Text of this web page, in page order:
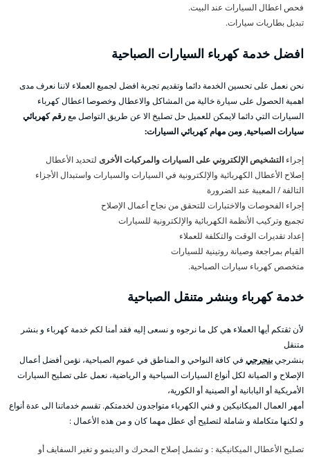
فحص اعطال السيارات عند البيت.
تبديل بطاريات سيارات.
افضل خدمة كهرباء السيارات الصباحية
نحن نعمل على تحسين الخدمة دائما وتقديم تجربة افضل لجميع العملاء لاننا نعرف مدى
اهمية الحصول على سيارة خالية من المشاكل والاعطال وخصوصا اعطال كهرباء
السيارات التي دائما لايمكن للعميل حل تصليخ الا عن طريق التواصل معرقم كهربائي
سيارات الصباحية, ومن مهام كهربائي السيارات:
إجراء التشخيص الإلكتروني على السيارات والمركبات الأخرى لتحديد الأعطال
إصلاح الأعطال الكهربائية والإلكترونية في السيارات والسيارات واستبدال الأجزاء
التالفة / المعيبة عند الضرورة
إجراء الفحوصات والاختبارات للتحقق من نجاح أعمال الإصلاح
تجميع وتركيب الأنظمة الكهربائية والإلكترونية للسيارات
إعداد تقديرات الوقت والتكلفة للعملاء
القيام بمراجعة وصيانة روتينية للسيارات
متخصص كهرباء سيارات الصباحية.
خدمة كهرباء وبنشر متنقل الصباحية
لأن ثقتكم أيها العملاء هي كل ما نرجوه و نسعى إليه فقد أمنا لكم خدمة كهرباء و بنشر
متنقل
بنشرجيبنجرجي في كافة النواحي و المناطق في عموم الصباحية، نؤمن أفضل أعمال
الإصلاح و الصيانة لكل أنواع السيارات السياحية و الرياضية، نعمل على تصليح السيارات
الأمريكية أو اليابانية أو الصينية أو الكورية،
أمهر العمال الميكانيكين و فني الكهرباء متواجدون لخدمتكم. تقسم خدماتنا الى عدة أنواع
و لكنها متكاملة و شاملة لتصليح أي عطل مهما كان و من هذه الأعمال :
تصليح الأعطال الميكانيكية : و تشمل إصلاح المحرك و الدينمو و تغير السفايف أو